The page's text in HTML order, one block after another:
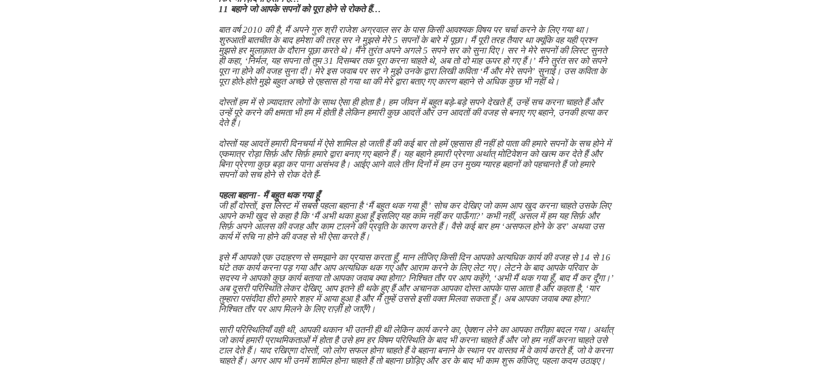
11 बहाने जो आपके सपनों को पूरा होने से रोकते हैं…
बात वर्ष 2010 की है, मैं अपने गुरु श्री राजेश अग्रवाल सर के पास किसी आवश्यक विषय पर चर्चा करने के लिए गया था।
शुरुआती बातचीत के बाद हमेशा की तरह सर ने मुझसे मेरे 5 सपनों के बारे में पूछा। मैं पूरी तरह तैयार था क्यूंकि वह यही प्रश्न
मुझसे हर मुलाक़ात के दौरान पूछा करते थे। मैंने तुरंत अपने अगले 5 सपने सर को सुना दिए। सर ने मेरे सपनों की लिस्ट सुनते
ही कहा, ‘निर्मल, यह सपना तो तुम 31 दिसम्बर तक पूरा करना चाहते थे, अब तो दो माह ऊपर हो गए हैं।’ मैंने तुरंत सर को सपने
पूरा ना होने की वजह सुना दी। मेरे इस जवाब पर सर ने मुझे उनके द्वारा लिखी कविता ‘मैं और मेरे सपने’ सुनाई। उस कविता के
पूरा होते-होते मुझे बहुत अच्छे से एहसास हो गया था की मेरे द्वारा बताए गए कारण बहाने से अधिक कुछ भी नहीं थे।
दोस्तों हम में से ज़्यादातर लोगों के साथ ऐसा ही होता है। हम जीवन में बहुत बड़े-बड़े सपने देखते हैं, उन्हें सच करना चाहते हैं और
उन्हें पूरे करने की क्षमता भी हम में होती है लेकिन हमारी कुछ आदतें और उन आदतों की वजह से बनाए गए बहाने, उनकी हत्या कर
देते हैं।
दोस्तों यह आदतें हमारी दिनचर्या में ऐसे शामिल हो जाती हैं की कई बार तो हमें एहसास ही नहीं हो पाता की हमारे सपनों के सच होने में
एकमात्र रोड़ा सिर्फ़ और सिर्फ़ हमारे द्वारा बनाए गए बहाने हैं। यह बहाने हमारी प्रेरणा अर्थात् मोटिवेशन को खत्म कर देते हैं और
बिना प्रेरणा कुछ बड़ा कर पाना असंभव है। आईए आने वाले तीन दिनों में हम उन मुख्य ग्यारह बहानों को पहचानते हैं जो हमारे
सपनों को सच होने से रोक देते हैं-
पहला बहाना - मैं बहुत थक गया हूँ
जी हाँ दोस्तों, इस लिस्ट में सबसे पहला बहाना है ‘मैं बहुत थक गया हूँ!’ सोच कर देखिए जो काम आप खुद करना चाहते उसके लिए
आपने कभी खुद से कहा है कि ‘मैं अभी थका हुआ हूँ इसलिए यह काम नहीं कर पाऊँगा?’ कभी नहीं, असल में हम यह सिर्फ़ और
सिर्फ़ अपने आलस की वजह और काम टालने की प्रवृति के कारण करते हैं। वैसे कई बार हम ‘असफल होने के डर’ अथवा उस
कार्य में रुचि ना होने की वजह से भी ऐसा करते हैं।
इसे मैं आपको एक उदाहरण से समझाने का प्रयास करता हूँ, मान लीजिए किसी दिन आपको अत्यधिक कार्य की वजह से 14 से 16
घंटे तक कार्य करना पड़ गया और आप अत्यधिक थक गए और आराम करने के लिए लेट गए। लेटने के बाद आपके परिवार के
सदस्य ने आपको कुछ कार्य बताया तो आपका जवाब क्या होगा? निश्चित तौर पर आप कहेंगे, ‘अभी मैं थक गया हूँ, बाद मैं कर दूँगा।’
अब दूसरी परिस्थिति लेकर देखिए, आप इतने ही थके हुए हैं और अचानक आपका दोस्त आपके पास आता है और कहता है, ‘यार
तुम्हारा पसंदीदा हीरो हमारे शहर में आया हुआ है और मैं तुम्हें उससे इसी वक्त मिलवा सकता हूँ। अब आपका जवाब क्या होगा?
निश्चित तौर पर आप मिलने के लिए राज़ी हो जाएँगे।
सारी परिस्थितियाँ वही थी, आपकी थकान भी उतनी ही थी लेकिन कार्य करने का, ऐक्शन लेने का आपका तरीक़ा बदल गया। अर्थात्
जो कार्य हमारी प्राथमिकताओं में होता है उसे हम हर विषम परिस्थिति के बाद भी करना चाहते हैं और जो हम नहीं करना चाहते उसे
टाल देते हैं। याद रखिएगा दोस्तों, जो लोग सफल होना चाहते हैं वे बहाना बनाने के स्थान पर वास्तव में वे कार्य करते हैं, जो वे करना
चाहते हैं। अगर आप भी उनमें शामिल होना चाहते हैं तो बहाना छोड़िए और डर के बाद भी काम शुरू कीजिए, पहला कदम उठाइए।